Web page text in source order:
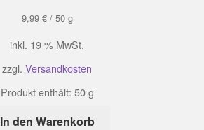
9,99 €/ 50 g
inkl. 19 % MwSt.
zzgl. Versandkosten
Produkt enthält: 50g
In den Warenkorb